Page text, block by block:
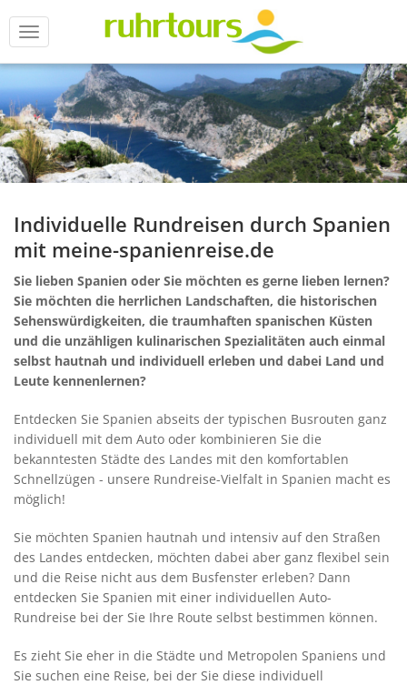
Menü
Individuelle Rundreisen durch Spanien
mit meine-spanienreise.de
Sie lieben Spanien oder Sie möchten es gerne lieben lernen?
Sie möchten die herrlichen Landschaften, die historischen
Sehenswürdigkeiten, die traumhaften spanischen Küsten
und die unzähligen kulinarischen Spezialitäten auch einmal
selbst hautnah und individuell erleben und dabei Land und
Leute kennenlernen?
Entdecken Sie Spanien abseits der typischen Busrouten ganz
individuell mit dem Auto oder kombinieren Sie die
bekanntesten Städte des Landes mit den komfortablen
Schnellzügen - unsere Rundreise-Vielfalt in Spanien macht es
möglich!
Sie möchten Spanien hautnah und intensiv auf den Straßen
des Landes entdecken, möchten dabei aber ganz flexibel sein
und die Reise nicht aus dem Busfenster erleben? Dann
entdecken Sie Spanien mit einer individuellen Auto-
Rundreise bei der Sie Ihre Route selbst bestimmen können.
Es zieht Sie eher in die Städte und Metropolen Spaniens und
Sie suchen eine Reise, bei der Sie diese individuell